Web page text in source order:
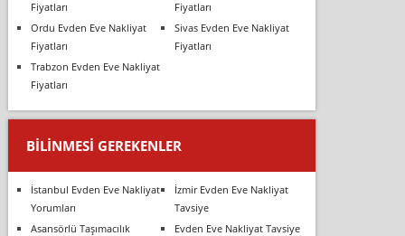
Fiyatları
Fiyatları
Ordu Evden Eve Nakliyat
Fiyatları
Sivas Evden Eve Nakliyat
Fiyatları
Trabzon Evden Eve Nakliyat
Fiyatları
BILINMESI GEREKENLER
İstanbul Evden Eve Nakliyat
Yorumları
İzmir Evden Eve Nakliyat
Tavsiye
Asansörlü Taşımacılık
Evden Eve Nakliyat Tavsiye